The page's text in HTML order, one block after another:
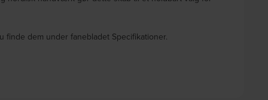
dem under fanebladet Specifikationer.